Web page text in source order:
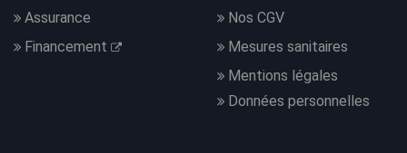
Assurance
Financement
Nos CGV
Mesures sanitaires
Mentions légales
Données personnelles